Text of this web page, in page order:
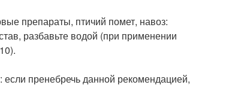
препараты, птичий помет, навоз:
разбавьте водой (при применении
пренебречь данной рекомендацией,